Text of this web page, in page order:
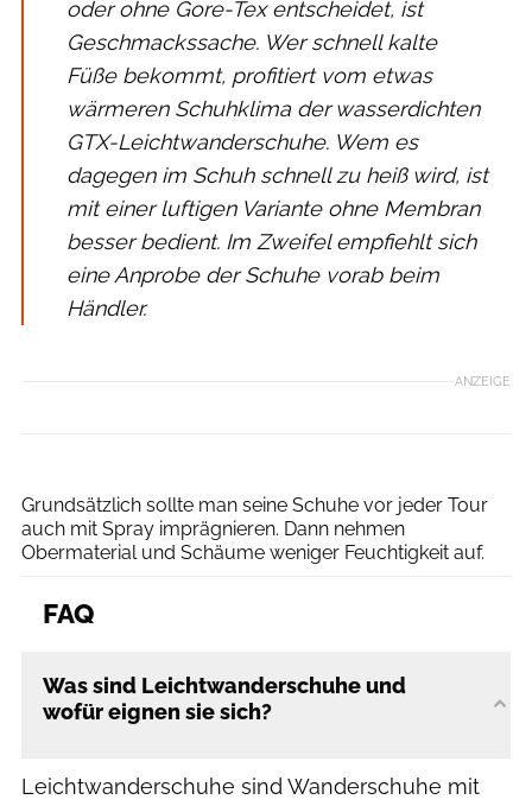
oder ohne Gore-Tex entscheidet, ist
Geschmackssache. Wer schnell kalte
Füße bekommt, profitiert vom etwas
wärmeren Schuhklima der wasserdichten
GTX-Leichtwanderschuhe. Wem es
dagegen im Schuh schnell zu heiß wird, ist
mit einer luftigen Variante ohne Membran
besser bedient. Im Zweifel empfiehlt sich
eine Anprobe der Schuhe vorab beim
Händler.
ANZEIGE
Grundsätzlich sollte man seine Schuhe vor jeder Tour
auch mit Spray imprägnieren. Dann nehmen
Obermaterial und Schäume weniger Feuchtigkeit auf.
FAQ
Was sind Leichtwanderschuhe und
wofür eignen sie sich?
Leichtwanderschuhe sind Wanderschuhe mit